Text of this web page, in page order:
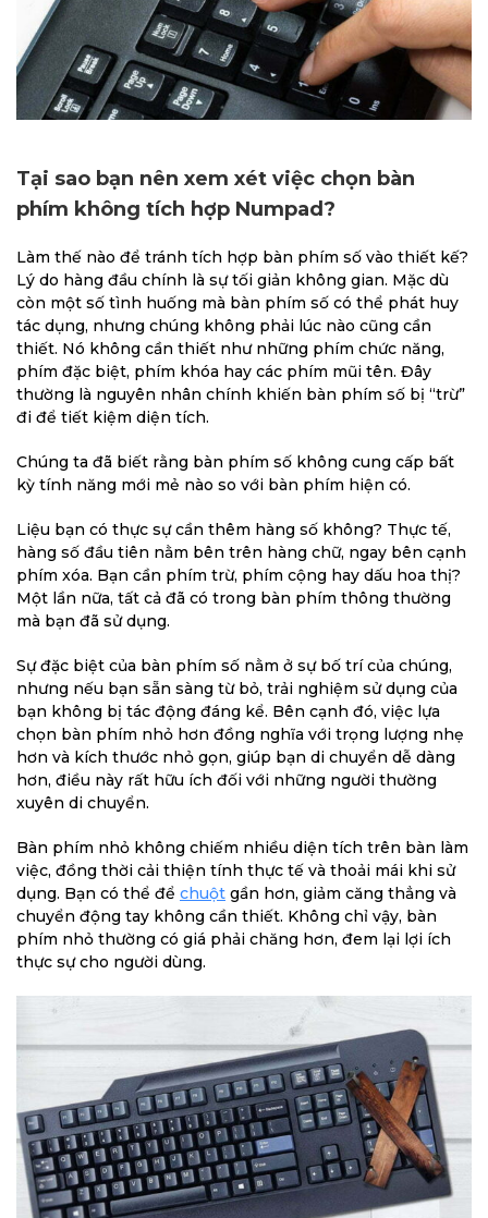
Tại sao bạn nên xem xét việc chọn bàn
phím không tích hợp Numpad?
Làm thế nào để tránh tích hợp bàn phím số vào thiết kế?
Lý do hàng đầu chính là sự tối giản không gian. Mặc dù
còn một số tình huống mà bàn phím số có thể phát huy
tác dụng, nhưng chúng không phải lúc nào cũng cần
thiết. Nó không cần thiết như những phím chức năng,
phím đặc biệt, phím khóa hay các phím mũi tên. Đây
thường là nguyên nhân chính khiến bàn phím số bị “trừ”
đi để tiết kiệm diện tích.
Chúng ta đã biết rằng bàn phím số không cung cấp bất
kỳ tính năng mới mẻ nào so với bàn phím hiện có.
Liệu bạn có thực sự cần thêm hàng số không? Thực tế,
hàng số đầu tiên nằm bên trên hàng chữ, ngay bên cạnh
phím xóa. Bạn cần phím trừ, phím cộng hay dấu hoa thị?
Một lần nữa, tất cả đã có trong bàn phím thông thường
mà bạn đã sử dụng.
Sự đặc biệt của bàn phím số nằm ở sự bố trí của chúng,
nhưng nếu bạn sẵn sàng từ bỏ, trải nghiệm sử dụng của
bạn không bị tác động đáng kể. Bên cạnh đó, việc lựa
chọn bàn phím nhỏ hơn đồng nghĩa với trọng lượng nhẹ
hơn và kích thước nhỏ gọn, giúp bạn di chuyển dễ dàng
hơn, điều này rất hữu ích đối với những người thường
xuyên di chuyển.
Bàn phím nhỏ không chiếm nhiều diện tích trên bàn làm
việc, đồng thời cải thiện tính thực tế và thoải mái khi sử
dụng. Bạn có thể để chuột gần hơn, giảm căng thẳng và
chuyển động tay không cần thiết. Không chỉ vậy, bàn
phím nhỏ thường có giá phải chăng hơn, đem lại lợi ích
thực sự cho người dùng.